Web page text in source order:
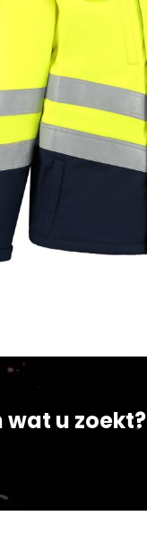
u zoekt?